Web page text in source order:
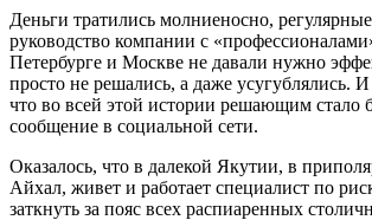
Деньги тратились молниеносно,
руководство компании с
Петербурге и Москве не давали нужно
просто не решались, а даже усугублялись.
что во всей этой истории решающим стало
сообщение в социальной сети.
Оказалось, что в далекой Якутии, в
Айхал, живет и работает специалист по
заткнуть за пояс всех распиаренных